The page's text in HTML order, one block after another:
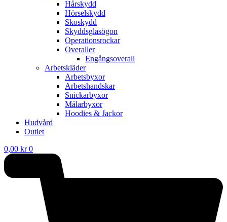
Hårskydd
Hörselskydd
Skoskydd
Skyddsglasögon
Operationsrockar
Overaller
Engångsoverall
Arbetskläder
Arbetsbyxor
Arbetshandskar
Snickarbyxor
Målarbyxor
Hoodies & Jackor
Hudvård
Outlet
0,00 kr 0